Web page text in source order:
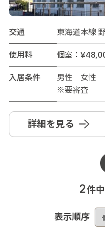
交通
東海道本線
使用料
個室：
入居条件
男性 女性
※要審査
詳細を見る
2件中
表示順序